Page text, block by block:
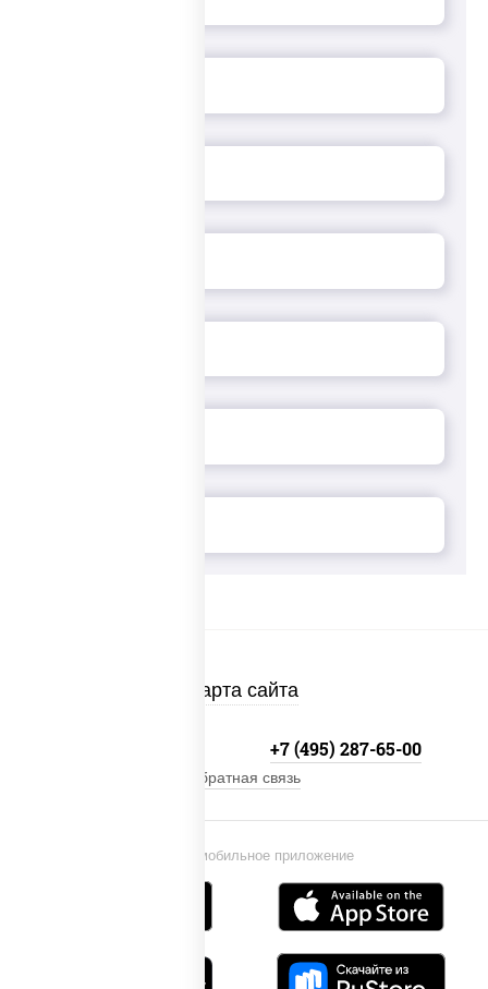
Карта сайта
Установи мобильное приложение
+7 (495) 287-65-00
Обратная связь